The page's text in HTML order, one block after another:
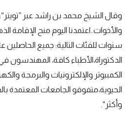
وقال الشيخ محمد بن راشد عبر ”تويتر“:
سنوات للفئات التالية: جميع
الدكتوراة،الأطباء كافة،
الكمبيوتر والإلكترونيات والبرمجة
وأكثر“.